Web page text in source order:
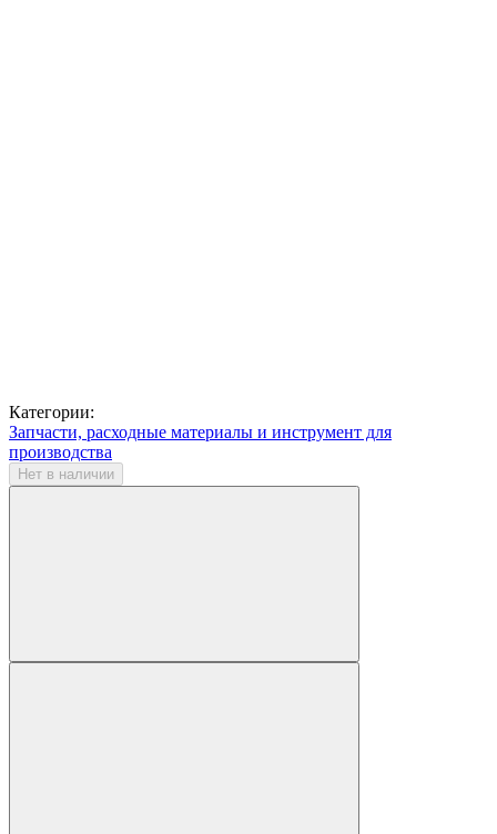
Категории:
Запчасти, расходные материалы и инструмент для
производства
Нет в наличии